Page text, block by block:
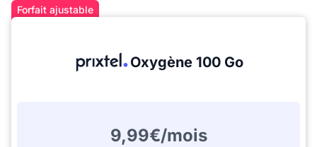
Forfait ajustable
Oxygène 100 Go
9,99€/mois